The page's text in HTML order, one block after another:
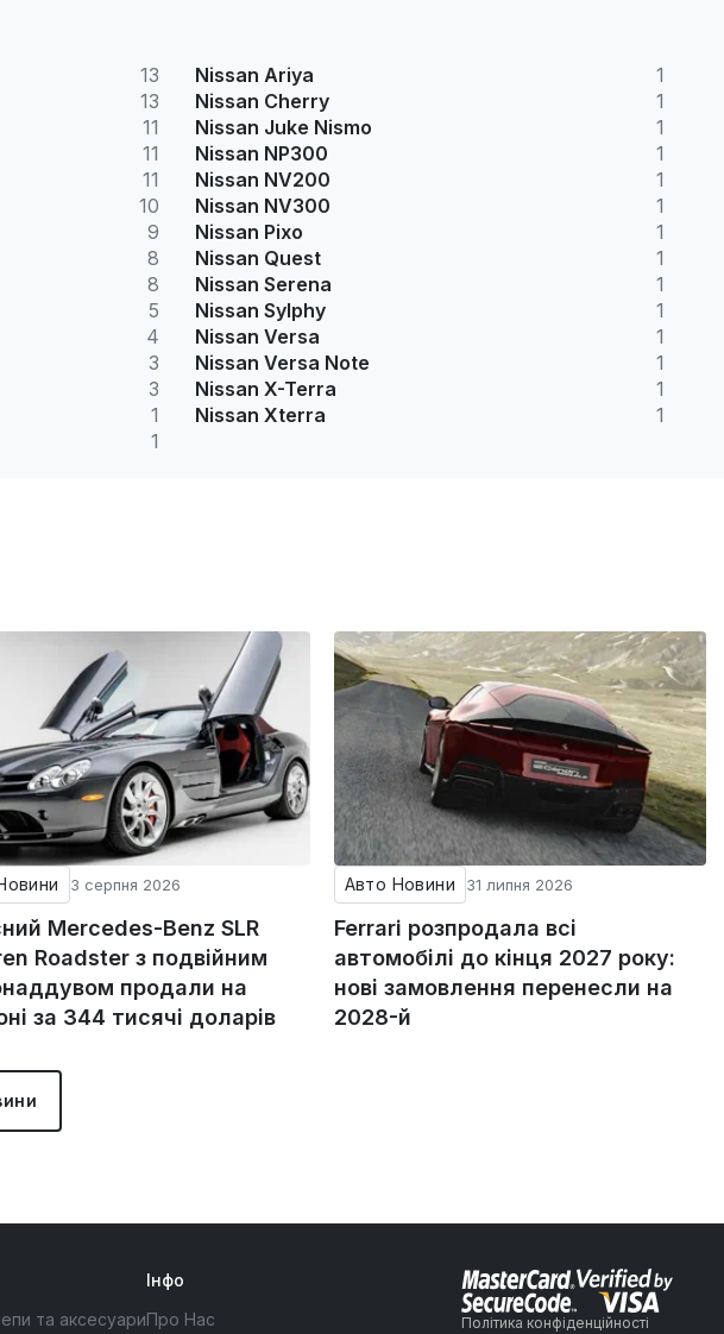
13
13
11
11
11
10
9
8
8
5
4
3
3
1
1
Nissan Ariya
1
Nissan Cherry
1
Nissan Juke Nismo
1
Nissan NP300
1
Nissan NV200
1
Nissan NV300
1
Nissan Pixo
1
Nissan Quest
1
Nissan Serena
1
Nissan Sylphy
1
Nissan Versa
1
Nissan Versa Note
1
Nissan X-Terra
1
Nissan Xterra
1
3 серпня 2026
Mercedes-Benz SLR
Roadster з подвійним
продали на
за 344 тисячі доларів
Авто Новини 31 липня 2026
Ferrari розпродала всі
автомобілі до кінця 2027 року:
нові замовлення перенесли на
2028-й
та аксесуари
Інфо
Про Нас
Політика конфіденційності